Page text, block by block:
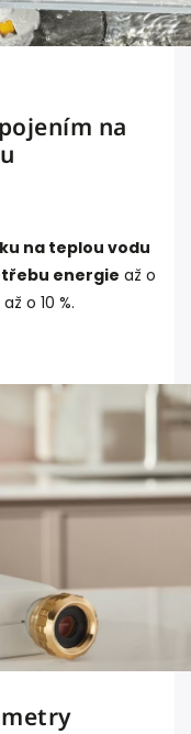
na
na teplou vodu
energie až o
o 10 %.